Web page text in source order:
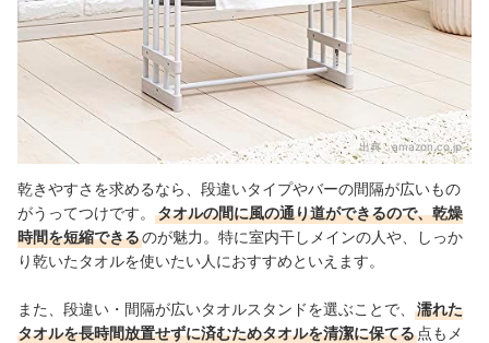
出典：amazon.co.jp
乾きやすさを求めるなら、段違いタイプやバーの間隔が広いもの
がうってつけです。
タオルの間に風の通り道ができるので、乾燥
時間を短縮できるのが魅力。特に室内干しメインの人や、しっか
り乾いたタオルを使いたい人におすすめといえます。
また、段違い・間隔が広いタオルスタンドを選ぶことで、
濡れた
タオルを長時間放置せずに済むためタオルを清潔に保てる 点もメ